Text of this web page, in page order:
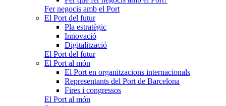
Fer negocis amb el Port
El Port del futur
Pla estratègic
Innovació
Digitalització
El Port del futur
El Port al món
El Port en organitzacions internacionals
Representants del Port de Barcelona
Fires i congressos
El Port al món